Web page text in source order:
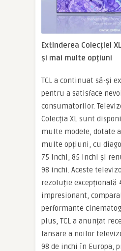
Extinderea Colecției
și mai multe opțiuni
TCL a continuat să-și
pentru a satisface
consumatorilor.
Colecția XL sunt
multe modele, dotate
multe opțiuni, cu
75 inchi, 85 inchi și
98 inchi. Aceste
rezoluție excepțională
impresionant,
performante
plus, TCL a anunțat
lansare a noilor
98 de inchi în Europa,